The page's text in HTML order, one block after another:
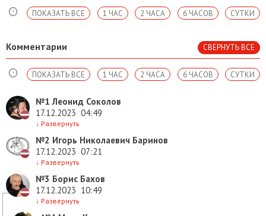
СУТКИ
6 ЧАСОВ
2 ЧАСА
1 ЧАС
ПОКАЗАТЬ ВСЕ
Комментарии СВЕРНУТЬ ВСЕ
СУТКИ
6 ЧАСОВ
2 ЧАСА
1 ЧАС
ПОКАЗАТЬ ВСЕ
№1 Леонид Соколов
17.12.2023 04:49
↓ Развернуть
№2 Игорь Николаевич Баринов
17.12.2023 07:21
↓ Развернуть
№3 Борис Бахов
17.12.2023 10:49
↓ Развернуть